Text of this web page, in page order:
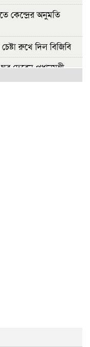
কেন্দ্রের অনুমতি
রুখে দিল বিজিবি
দেবেন প্রধানমন্ত্রী